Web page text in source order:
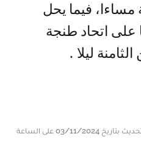
فيما يحل
على اتحاد طنجة
ليلا .
في 03/11/2024 على الساعة 11:00, تحديث بتاريخ 03/11/2024 على الساعة